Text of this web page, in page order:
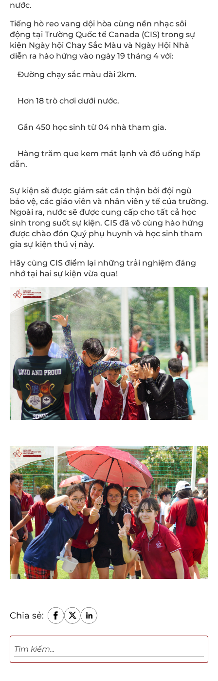
nước.
Tiếng hò reo vang dội hòa cùng nền nhạc sôi
động tại Trường Quốc tế Canada (CIS) trong sự
kiện Ngày hội Chạy Sắc Màu và Ngày Hội Nhà
diễn ra hào hứng vào ngày 19 tháng 4 với:
Đường chạy sắc màu dài 2km.
Hơn 18 trò chơi dưới nước.
Gần 450 học sinh từ 04 nhà tham gia.
Hàng trăm que kem mát lạnh và đồ uống hấp
dẫn.
Sự kiện sẽ được giám sát cẩn thận bởi đội ngũ
bảo vệ, các giáo viên và nhân viên y tế của trường.
Ngoài ra, nước sẽ được cung cấp cho tất cả học
sinh trong suốt sự kiện. CIS đã vô cùng hào hứng
được chào đón Quý phụ huynh và học sinh tham
gia sự kiện thú vị này.
Hãy cùng CIS điểm lại những trải nghiệm đáng
nhớ tại hai sự kiện vừa qua!
Chia sẻ: